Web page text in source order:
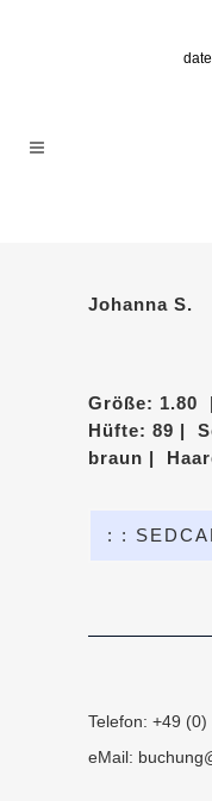
Johanna S.
Größe: 1.80
Hüfte: 89 |
braun |
: :
Telefon: +49
eMail: